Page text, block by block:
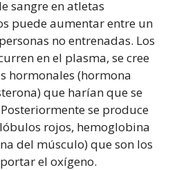
sangre en atletas
puede aumentar entre un
no entrenadas. Los
en el plasma, se cree
hormonales (hormona
que harían que se
se produce
rojos, hemoglobina
del músculo) que son los
el oxígeno.